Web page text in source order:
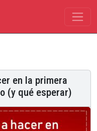
en la primera
(y qué esperar)